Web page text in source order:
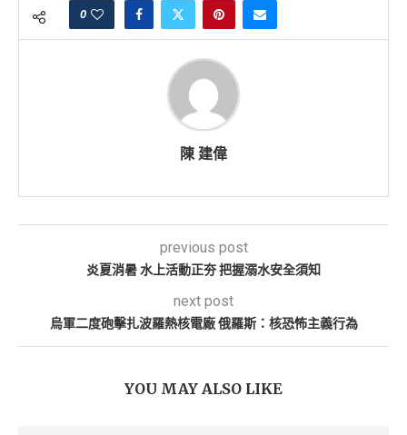
0
陳 建偉
previous post
炎夏消暑 水上活動正夯 把握溺水安全須知
next post
烏軍二度砲擊扎波羅熱核電廠 俄羅斯：核恐怖主義行為
YOU MAY ALSO LIKE